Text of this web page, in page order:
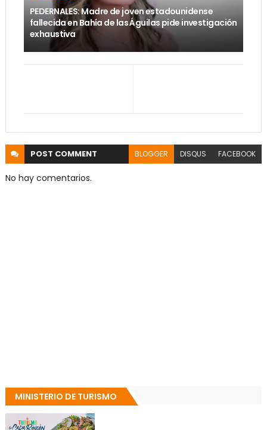
PEDERNALES: Madre de joven estadounidense
fallecida en Bahía de las Águilas pide investigación
exhaustiva
POST COMMENT BLOGGER DISQUS FACEBOOK
No hay comentarios.
MINISTERIO DE TURISMO